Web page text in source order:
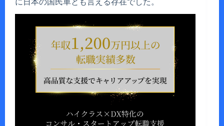
に日本の国民車とも言える存在でした。